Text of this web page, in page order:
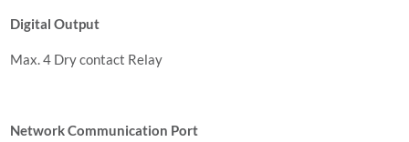
Digital Output
Max. 4 Dry contact Relay
Network Communication Port